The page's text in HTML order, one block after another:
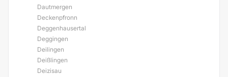
Dautmergen
Deckenpfronn
Deggenhausertal
Deggingen
Deilingen
Deißlingen
Deizisau